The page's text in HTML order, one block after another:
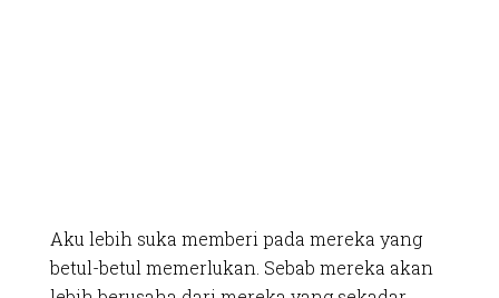
Aku lebih suka memberi pada mereka yang
betul-betul memerlukan. Sebab mereka akan